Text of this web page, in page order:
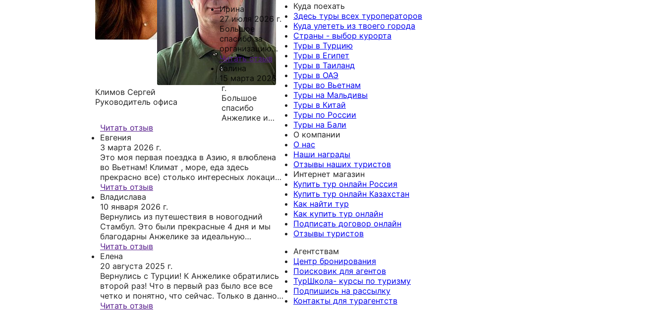
Климов Сергей
Руководитель офиса
Ирина
27 июля 2026 г.
Большое
спасибо за
организацию
тура по Санкт-
Петербургу.
Быстрый
подбор и
оформление
договора.
Консультации
экскурсии,
комфортабельный
автобус,
услугами
ГЕОГРАФИИ
уже не первый
турагентство!
Читать отзыв
Галина
15 марта 2026
г.
Большое
спасибо
Анжелике и
отдых во
Вьетнаме(
декабрь 2025
отлично.
Анжелика
всегда на
Читать отзыв
Евгения
3 марта 2026 г.
Это моя первая поездка в Азию, я влюблена
во Вьетнам! Климат , море, еда здесь
прекрасно все) столько интересных локаций,
очень много возможностей и для тюленего
отдыха и для активного! Я обязательно
вернусь сюда еще, ведь столько всего
интересного ждет меня в этой прекрасной
стране!
Читать отзыв
Владислава
10 января 2026 г.
Вернулись из путешествия в новогодний
Стамбул. Это были прекрасные 4 дня и мы
благодарны Анжелике за идеальную
организацию тура. Анжелика абсолютно
точно поняла, что именно мы хотим, с
первого варианта подобрала нужный отель,
предложила оптимальный, по времени
вылета-возврата, перелёт и учла наши
пожелания по авиакомпании. На всём
протяжении бронирования, получения
Читать отзыв
Елена
20 августа 2025 г.
Вернулись с Турции! К Анжелике обратились
второй раз! Что в первый раз было все все
четко и понятно, что сейчас. Только в данном
случае мы поставили ее в рамки: решили
Читать отзыв
Куда поехать
Здесь туры всех туроператоров
Куда улететь из твоего города
Страны - выбор курорта
Туры в Турцию
Туры в Египет
Туры в Таиланд
Туры в ОАЭ
Туры во Вьетнам
Туры на Мальдивы
Туры в Китай
Туры по России
Туры на Бали
О компании
О нас
Наши награды
Отзывы наших туристов
Интернет магазин
Купить тур онлайн Россия
Купить тур онлайн Казахстан
Как найти тур
Как купить тур онлайн
Подписать договор онлайн
Отзывы туристов
Агентствам
Центр бронирования
Поисковик для агентов
ТурШкола- курсы по туризму
Подпишись на рассылку
Контакты для турагентств